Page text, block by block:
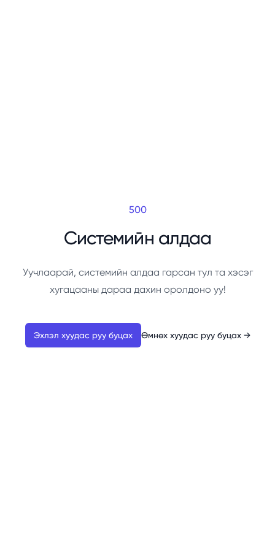
500
Системийн алдаа
Уучлаарай, системийн алдаа гарсан тул та хэсэг
хугацааны дараа дахин оролдоно уу!
Эхлэл хуудас руу буцах Өмнөх хуудас руу буцах →